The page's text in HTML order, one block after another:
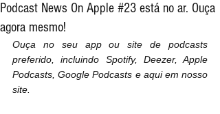
Podcast News On Apple #23 está no ar. Ouça
agora mesmo!
Ouça no seu app ou site de podcasts
preferido, incluindo Spotify, Deezer, Apple
Podcasts, Google Podcasts e aqui em nosso
site.